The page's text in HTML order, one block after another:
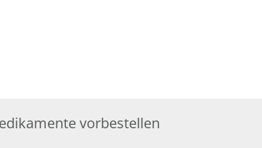
vorbestellen